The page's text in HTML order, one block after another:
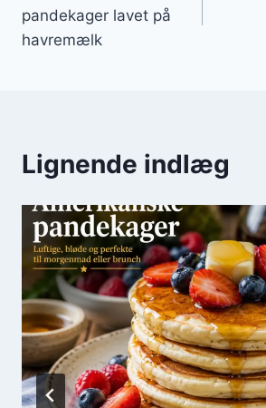
pandekager lavet på
havremælk
Lignende indlæg